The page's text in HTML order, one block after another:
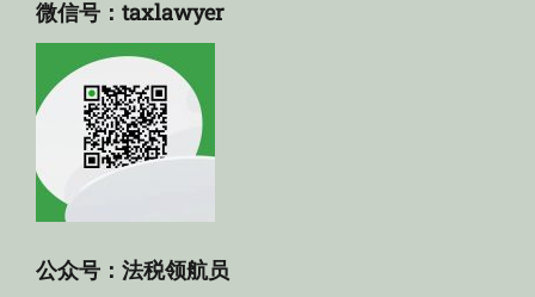
微信号：taxlawyer
公众号：法税领航员